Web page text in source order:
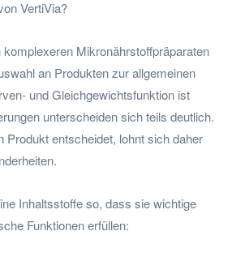
VertiVia?
Mikronährstoffpräparaten
an Produkten zur allgemeinen
und Gleichgewichtsfunktion ist
unterscheiden sich teils deutlich.
Produkt entscheidet, lohnt sich daher
Inhaltsstoffe so, dass sie wichtige
Funktionen erfüllen: